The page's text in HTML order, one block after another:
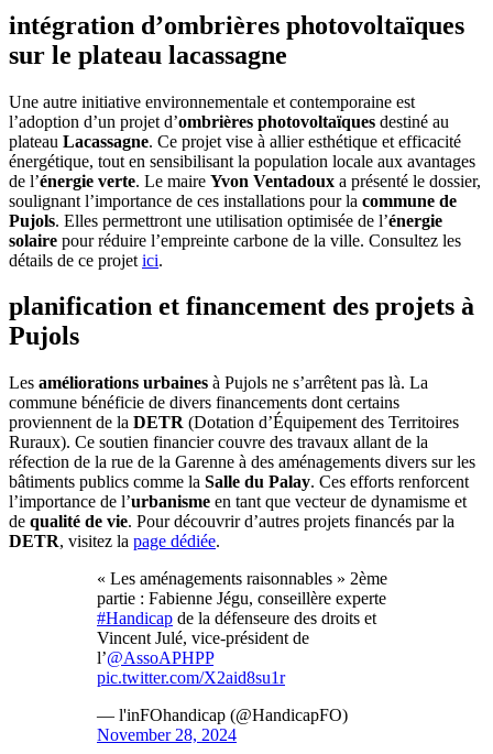
intégration d’ombrières photovoltaïques
sur le plateau lacassagne
Une autre initiative environnementale et contemporaine est
l’adoption d’un projet d’ombrières photovoltaïques destiné au
plateau Lacassagne. Ce projet vise à allier esthétique et efficacité
énergétique, tout en sensibilisant la population locale aux avantages
de l’énergie verte. Le maire Yvon Ventadoux a présenté le dossier,
soulignant l’importance de ces installations pour la commune de
Pujols. Elles permettront une utilisation optimisée de l’énergie
solaire pour réduire l’empreinte carbone de la ville. Consultez les
détails de ce projet ici.
planification et financement des projets à
Pujols
Les améliorations urbaines à Pujols ne s’arrêtent pas là. La
commune bénéficie de divers financements dont certains
proviennent de la DETR (Dotation d’Équipement des Territoires
Ruraux). Ce soutien financier couvre des travaux allant de la
réfection de la rue de la Garenne à des aménagements divers sur les
bâtiments publics comme la Salle du Palay. Ces efforts renforcent
l’importance de l’urbanisme en tant que vecteur de dynamisme et
de qualité de vie. Pour découvrir d’autres projets financés par la
DETR, visitez la page dédiée.
« Les aménagements raisonnables » 2ème
partie : Fabienne Jégu, conseillère experte
#Handicap de la défenseure des droits et
Vincent Julé, vice-président de
l’@AssoAPHPP
pic.twitter.com/X2aid8su1r
— l'inFOhandicap (@HandicapFO)
November 28, 2024